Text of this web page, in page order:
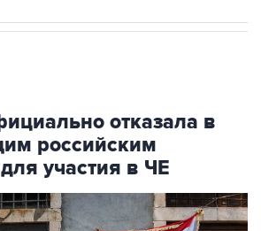
отказала в
российским
участия в ЧЕ